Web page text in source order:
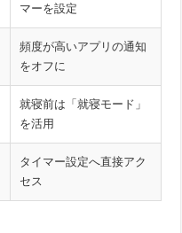
マーを設定
頻度が高いアプリの通知
をオフに
就寝前は「就寝モード」
を活用
タイマー設定へ直接アク
セス